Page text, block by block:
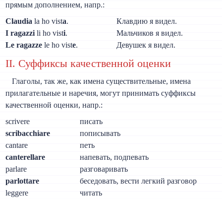
прямым дополнением, напр.:
Claudia la ho vista.
Клавдию я видел.
I ragazzili ho visti.
Мальчиков я видел.
Le ragazze le ho viste. Девушек я видел.
II. Суффиксы качественной оценки
Глаголы, так же, как имена существительные, имена
прилагательные и наречия, могут принимать суффиксы
качественной оценки, напр.:
scrivere
писать
scribacchiare
пописывать
cantare
петь
canterellare
напевать, подпевать
parlare
разговаривать
parlottare
беседовать, вести легкий разговор
leggere
читать